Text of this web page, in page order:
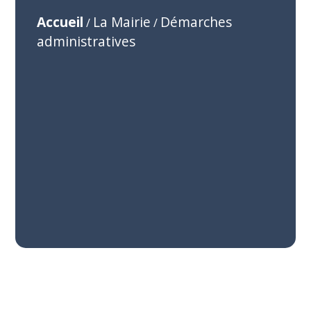
Accueil / La Mairie / Démarches
administratives